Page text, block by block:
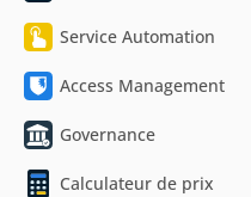
Service Automation
Access Management
Governance
Calculateur de prix